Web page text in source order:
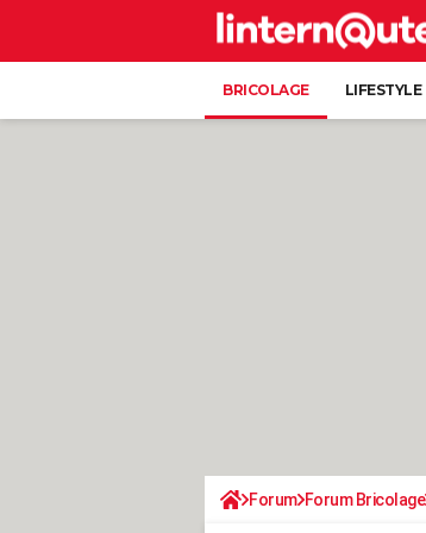
BRICOLAGE LIFESTYLE
Forum Forum Bricolage